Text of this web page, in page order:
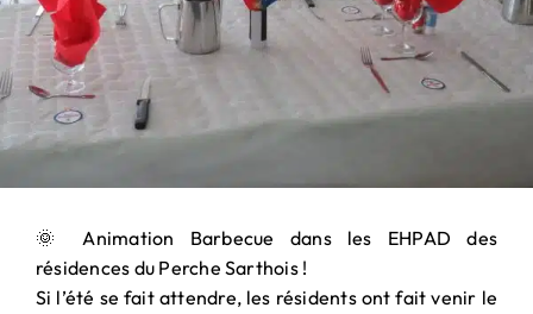
PARTENARIAT
& MÉCÉNAT
🌞 Animation Barbecue dans les EHPAD des
résidences du Perche Sarthois !
Si l’été se fait attendre, les résidents ont fait venir le